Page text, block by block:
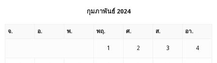
กุมภาพันธ์ 2024
จ. อ. พ. พฤ. ศ. ส. อา.
1 2 3 4